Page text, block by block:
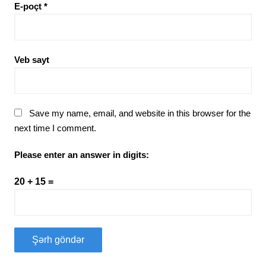
E-poçt *
Veb sayt
Save my name, email, and website in this browser for the
next time I comment.
Please enter an answer in digits:
20 + 15 =